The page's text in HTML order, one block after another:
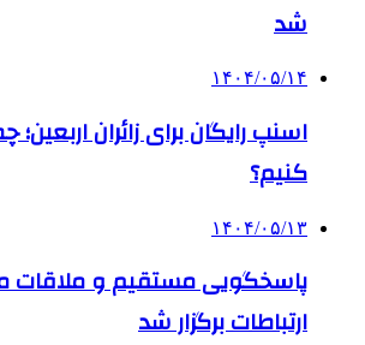
شد
۱۴۰۴/۰۵/۱۴
اسنپ رایگان برای زائران
کنیم؟
۱۴۰۴/۰۵/۱۳
پاسخگویی مستقیم و ملاقات
ارتباطات برگزار شد